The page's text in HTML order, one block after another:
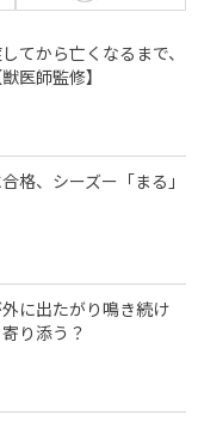
から亡くなるまで、
医師監修】
格、シーズー「まる」
に出たがり鳴き続け
り添う？